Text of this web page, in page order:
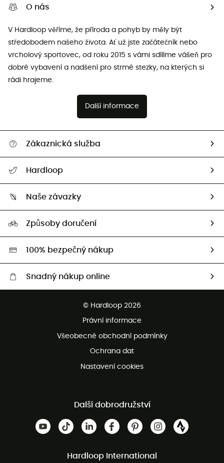
O nás
V Hardloop věříme, že příroda a pohyb by měly být
středobodem našeho života. Ať už jste začátečník nebo
vrcholový sportovec, od roku 2015 s vámi sdílíme vášeň pro
dobré vybavení a nadšení pro strmé stezky, na kterých si
rádi hrajeme.
Další informace
Zákaznická služba
Vrácení zboží a peněz
Hardloop
Naši Ambasadoři
Naše závazky
Second hand
HardGreen
Způsoby doručení
100% bezpečný nákup
Snadný nákup online
Bezplatné vrácení do 100 dnů
Bezplatná zákaznická služba
© Hardloop 2026
Právní informace
Všeobecné obchodní podmínky
Ochrana dat
Nastavení cookies
Další dobrodružství
Hardloop International